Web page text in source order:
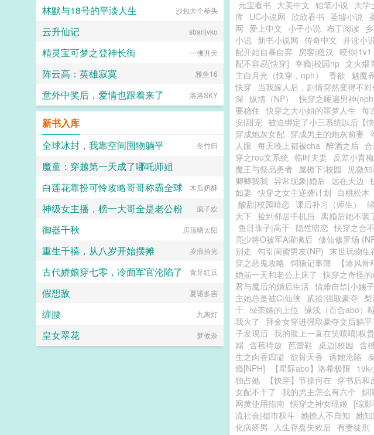
元宝看书 大美中文 铅笔小说 大学
库 UC小说网 欣欣看书 圣墟小说
网 爱上中文 小子小说 布丁阅读
小说 新书小说网 传奇中文 并读小
配开始自暴自弃 房客|糙汉 咬你|1v1
配不容易[快穿] 幸瘾|校园np 文火煨
主白月光（快穿，nph）
香欲 魅魔
快穿 当我嫁人后，剧情突然变得不
深 纵情（NP） 快穿之睡遍男神
要稳住 快穿之大小姐的噩梦人生 每
安|甜宠 被迫绑定了小三系统以后【快
穿成炮灰女配 穿成男主的炮灰前妻
人眼 每天晚上都被cha 醉酒之后
穿之rou文系统 临时夫妻 反差小青梅
魔王与祭品勇者 屋檐下|校园 见微
卿卿我我 异常现象|婚后 远在天边
如妻 快穿之女主逆袭计划 白桃松木
酸甜|校园暗恋 课后补习（师生）
天下 捡到邻居手机后 离婚后她不装
鱼目珠子|高干 隐性暗恋 快穿之合
亮少将O被军A灌满后 修仙修罗场
别走 勾引闺蜜男友(NP) 末世玩物生
穿之恶鬼攻略 饲狼记事簿 【港风
婚前一天和老公上床了 快穿之奇怪
君与魔后的婚后生活 情难自禁|小姨
主她总是被C|仙侠 贰拾|强取豪夺
干 绿茶婊的上位 缘浅（百合abo）
我火了
拜金女穿进强取豪夺文后躺平
子发现后 我的脸上一直在笑嘻嘻|权
嫋 含苞待放 芭蕾鞋 桌边|校园 含
生之肉香四溢 欲骨天香 诱她沦陷
瘾[NPH]
【星际abo】洛希极限 19k
独占她
【快穿】节操何在 穿书后和
女配不干了 我的男主怎么有六个 炽
网黄使用指南 快穿之神女瑶姬 [综
流社会|都市权斗 她撩人不自知 她
化病娇男
人生存盘失效后 有妻徒刑
林默与18号的平淡人生 沙包大个拳头
云升仙记 sbanjvko
精灵宝可梦之登神长街 一佛升天
阵云高：英雄寂寞 雅鱼16
意外中奖后，爱情也跟着来了 洛洛SKY
新书入库
全球冰封，我靠空间囤物躺平
冬竹归
魔童：穿越第一天成了哪吒师姐
她说我是小公主
白莲花靠扮可怜攻略哥哥称霸全球 木瓜奶酥
神级女主播，榜一大哥全是老公粉 疯子欢
御器千秋 房顶晒太阳
重生千禧，从八岁开始摆摊 岁痕拾光
古代娇娘穿七零，冷面军官沦陷了 青芽红豆
假想敌 夏诺多吉
缠腰 九离灯
皇女翠花 梦攸奈